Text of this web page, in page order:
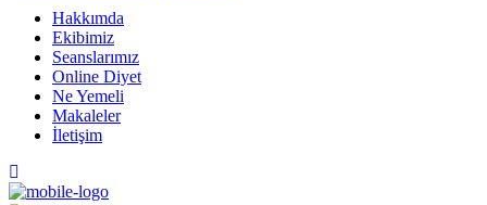
Hakkımda
Ekibimiz
Seanslarımız
Online Diyet
Ne Yemeli
Makaleler
İletişim